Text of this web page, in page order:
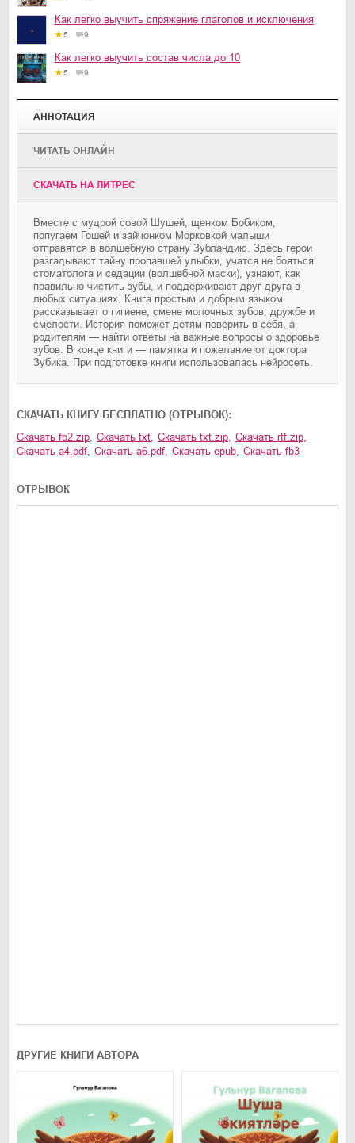
Как легко выучить спряжение глаголов и исключения
5 9
Как легко выучить состав числа до 10
5 9
АННОТАЦИЯ
ЧИТАТЬ ОНЛАЙН
CКАЧАТЬ НА ЛИТРЕС
Вместе с мудрой совой Шушей, щенком Бобиком,
попугаем Гошей и зайчонком Морковкой малыши
отправятся в волшебную страну Зубландию. Здесь герои
разгадывают тайну пропавшей улыбки, учатся не бояться
стоматолога и седации (волшебной маски), узнают, как
правильно чистить зубы, и поддерживают друг друга в
любых ситуациях. Книга простым и добрым языком
рассказывает о гигиене, смене молочных зубов, дружбе и
смелости. История поможет детям поверить в себя, а
родителям — найти ответы на важные вопросы о здоровье
зубов. В конце книги — памятка и пожелание от доктора
Зубика. При подготовке книги использовалась нейросеть.
CКАЧАТЬ КНИГУ БЕСПЛАТНО (ОТРЫВОК):
Скачать fb2.zip, Скачать txt, Скачать txt.zip, Скачать rtf.zip,
Скачать a4.pdf, Скачать a6.pdf, Скачать epub, Скачать fb3
ОТРЫВОК
ДРУГИЕ КНИГИ АВТОРА